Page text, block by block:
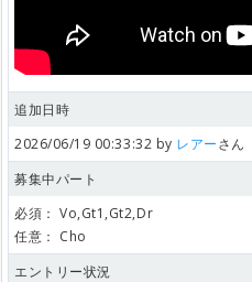
追加日時
2026/06/19 00:33:32 by レアーさん
募集中パート
必須： Vo,Gt1,Gt2,Dr
任意： Cho
エントリー状況